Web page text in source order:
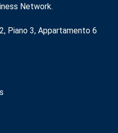
Network.
Piano 3, Appartamento 6